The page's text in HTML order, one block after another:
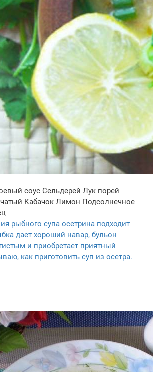
соус Сельдерей Лук порей
Кабачок Лимон Подсолнечное
рыбного супа осетрина подходит
дает хороший навар, бульон
и приобретает приятный
как приготовить суп из осетра.